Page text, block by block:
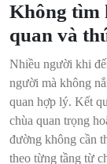
Không tìm
quan và
Nhiều người khi
người mà không
quan hợp lý. Kết
chùa quan trọng
đường không cần
theo từng tầng từ